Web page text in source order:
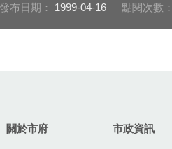
發布日期： 1999-04-16 點閱次數：
關於市府 市政資訊